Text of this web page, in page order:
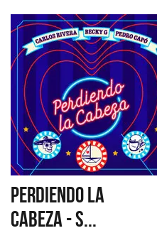
PERDIENDO LA
CABEZA - S...